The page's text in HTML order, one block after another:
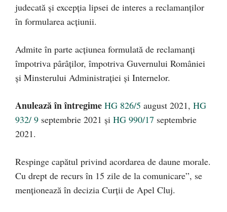
judecată și excepția lipsei de interes a reclamanților
în formularea acțiunii.
Admite în parte acțiunea formulată de reclamanți
împotriva pârâților, împotriva Guvernului României
și Minsterului Administrației și Internelor.
Anulează în întregime HG 826/5 august 2021, HG
932/ 9 septembrie 2021 și HG 990/17 septembrie
2021.
Respinge capătul privind acordarea de daune morale.
Cu drept de recurs în 15 zile de la comunicare”, se
menționează în decizia Curții de Apel Cluj.